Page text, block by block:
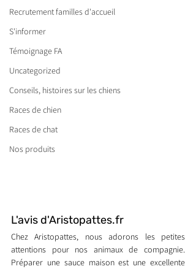
Recrutement familles d'accueil
S'informer
Témoignage FA
Uncategorized
Conseils, histoires sur les chiens
Races de chien
Races de chat
Nos produits
L'avis d'Aristopattes.fr
Chez Aristopattes, nous adorons les petites
attentions pour nos animaux de compagnie.
Préparer une sauce maison est une excellente